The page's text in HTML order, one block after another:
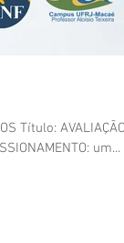
Título:
um...